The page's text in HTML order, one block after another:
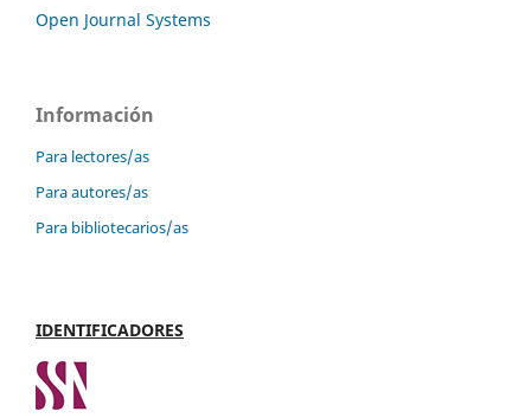
Open Journal Systems
Información
Para lectores/as
Para autores/as
Para bibliotecarios/as
IDENTIFICADORES